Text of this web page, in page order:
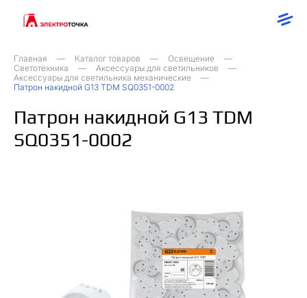
Главная Каталог товаров
Освещение
Светотехника
Аксессуары для светильников
Аксессуары для светильника механические
Патрон накидной G13 TDM SQ0351-0002
Патрон накидной G13 TDM
SQ0351-0002